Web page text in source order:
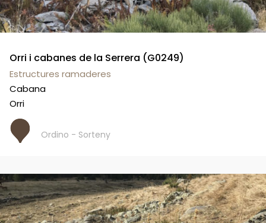
Orri i cabanes de la Serrera (G0249)
Estructures ramaderes
Cabana
Orri
Ordino - Sorteny